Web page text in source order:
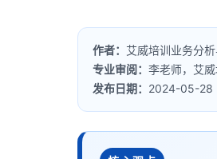
作者： 艾威培训业务分
专业审阅：李老师，艾
发布日期： 2024-05-